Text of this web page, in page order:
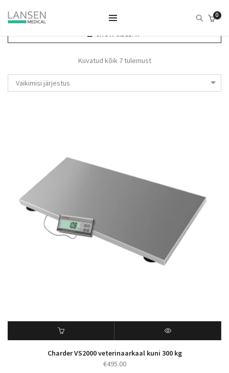
0
SHOW SIDEBAR
Kuvatud kõik 7 tulemust
Vaikimisi järjestus
Charder VS2000 veterinaarkaal kuni 300 kg
€495.00